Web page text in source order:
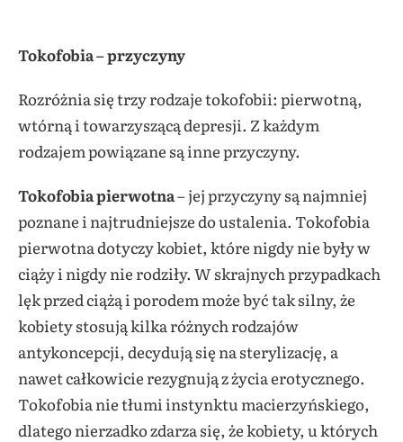
Tokofobia – przyczyny
Rozróżnia się trzy rodzaje tokofobii: pierwotną,
wtórną i towarzyszącą depresji. Z każdym
rodzajem powiązane są inne przyczyny.
​Tokofobia pierwotna– jej przyczyny są najmniej
poznane i najtrudniejsze do ustalenia. Tokofobia
pierwotna dotyczy kobiet, które nigdy nie były w
ciąży i nigdy nie rodziły. W skrajnych przypadkach
lęk przed ciążą i porodem może być tak silny, że
kobiety stosują kilka różnych rodzajów
antykoncepcji, decydują się na sterylizację, a
nawet całkowicie rezygnują z życia erotycznego.
Tokofobia nie tłumi instynktu macierzyńskiego,
dlatego nierzadko zdarza się, że kobiety, u których